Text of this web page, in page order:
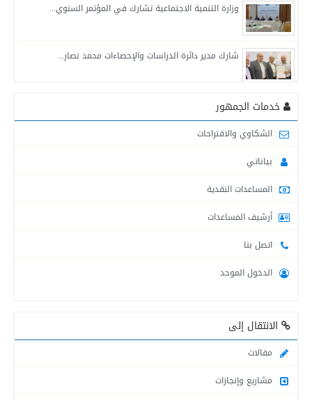
وزارة التنمية الاجتماعية تشارك في المؤتمر السنوي...
شارك مدير دائرة الدراسات والإحصاءات محمد نصار...
التنمية الاجتماعية في محافظة خانيونس تواصل تقديم...
لجنة طوارئ التنمية الاجتماعية في محافظة الشمال...
التنمية الاجتماعية : قدمنا مساعدات للمتضررين من...
التنمية الاجتماعية تنشر أرقام وأسماء موظفيها العاملين...
خدمات الجمهور
الشكاوي والاقتراحات
بياناتي
المساعدات النقدية
أرشيف المساعدات
اتصل بنا
الدخول الموحد
الانتقال إلى
مقالات
مشاريع وإنجازات